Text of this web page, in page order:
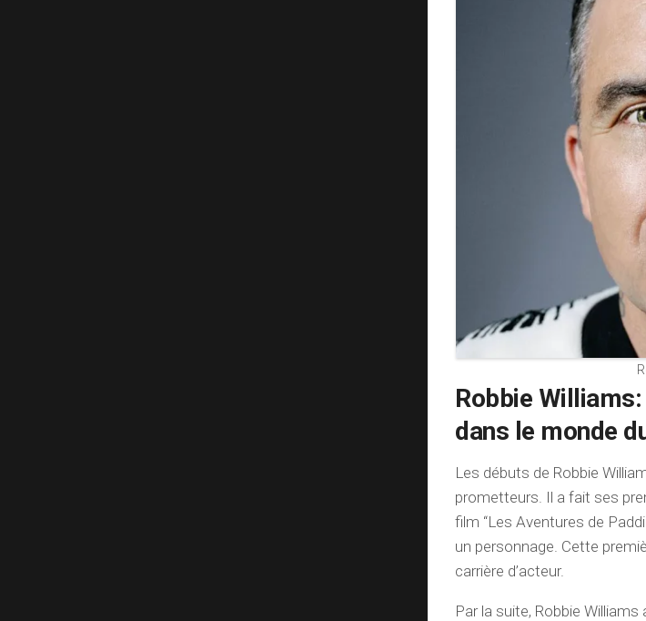
Robbie
dans le monde
Les débuts de Robbie
prometteurs. Il a fait ses
film “Les Aventures de
un personnage. Cette
carrière d’acteur.
Par la suite, Robbie